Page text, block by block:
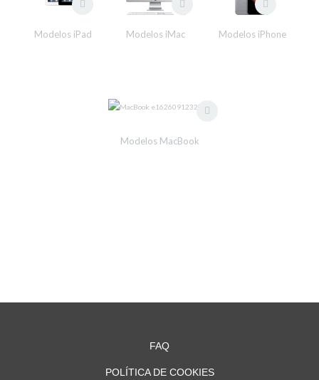
Modelos iPad Modelos iMac Modelos iPhone
Modelos MacBook
FAQ
POLÍTICA DE COOKIES